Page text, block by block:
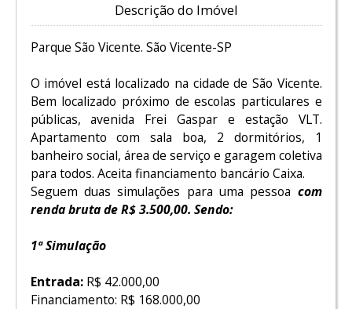
Descrição do Imóvel
Parque São Vicente. São Vicente-SP
O imóvel está localizado na cidade de São Vicente.
Bem localizado próximo de escolas particulares e
públicas, avenida Frei Gaspar e estação VLT.
Apartamento com sala boa, 2 dormitórios, 1
banheiro social, área de serviço e garagem coletiva
para todos. Aceita financiamento bancário Caixa.
Seguem duas simulações para uma pessoa com
renda bruta de R$ 3.500,00. Sendo:
1ª Simulação
Entrada:R$ 42.000,00
Financiamento: R$ 168.000,00